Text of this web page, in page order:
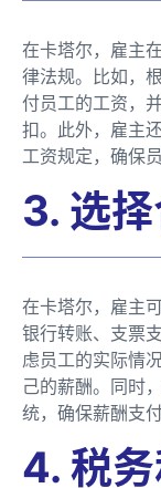
在卡塔尔，雇主
律法规。比如，
付员工的工资，
扣。此外，雇主
工资规定，确保
3. 选
在卡塔尔，雇主
银行转账、支票
虑员工的实际情
己的薪酬。同时
统，确保薪酬支
4. 税